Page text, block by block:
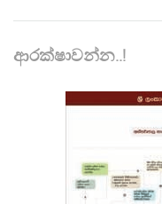
ආරක්ෂාවන්න..!